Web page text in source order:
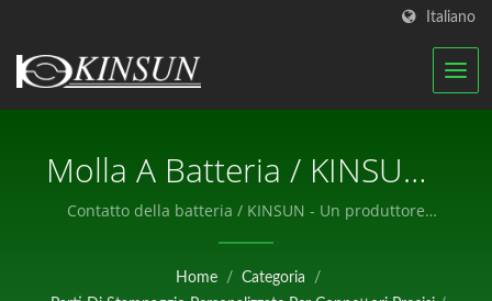
Italiano
Molla A Batteria / KINSUN -
Un Produttore
Professionale Di
Contatto della batteria / KINSUN - Un produttore
professionale di componenti elettronici.
Home / Categoria
/